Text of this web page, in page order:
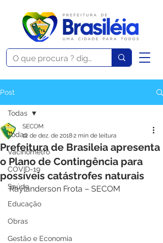
Post
Todas
Vacinômetro
COVID-19
Saúde
Educação
Obras
Gestão e Economia
Todas
Prefeitura de Brasileia apresenta
o Plano de Contingência para
possíveis catástrofes naturais
SECOM
12 de dez. de 20182 min de leitura
Raylanderson Frota – SECOM